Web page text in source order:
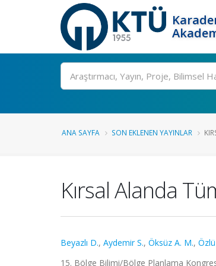
Ara
ANA SAYFA SON EKLENEN YAYINLAR
Kırsal Alanda
Beyazlı D., Aydemir S., Öksüz A. M.,
15. Bölge Bilimi/Bölge Planlama